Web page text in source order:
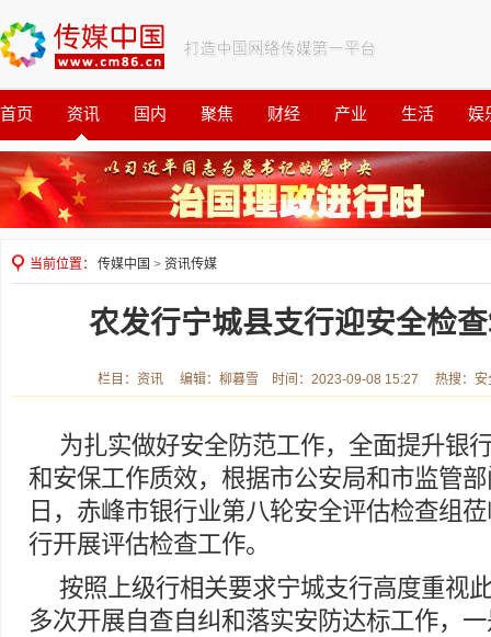
首页 资讯 国内 聚焦 财经 产业 生活 娱
观察 公益
当前位置： 传媒中国 > 资讯传媒
农发行宁城县支行迎安全检
栏目：资讯 编辑：柳暮雪 时间：2023-09-08 15:27 热搜：
为扎实做好安全防范工作，全面提升银
和安保工作质效，根据市公安局和市监管
日，赤峰市银行业第八轮安全评估检查组
行开展评估检查工作。
按照上级行相关要求宁城支行高度重视
多次开展自查自纠和落实安防达标工作，